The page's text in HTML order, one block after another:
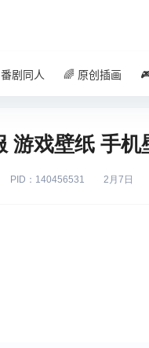
剧同人 🌈 原创插画
游戏壁纸 手机
PID：140456531 2月7日